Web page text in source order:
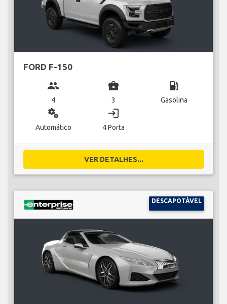
FORD F-150
group
4
business_center
3
local_gas_station
Gasolina
miscellaneous_services
Automático
login
4 Porta
VER DETALHES...
DESCAPOTÁVEL